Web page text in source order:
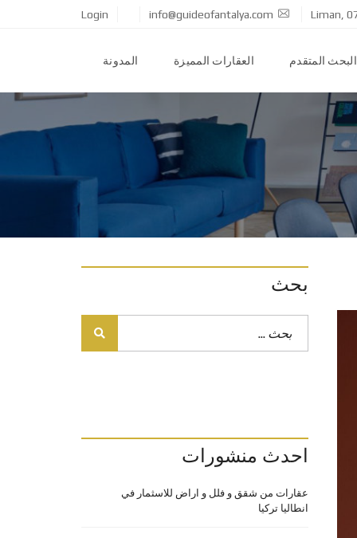
Liman,
info@guideofantalya.com
Login
البحث المتقدم العقارات المميزة المدونة
بحث
احدث منشورات
عقارات من شقق و فلل و اراض للاسثمار في
انطاليا تركيا